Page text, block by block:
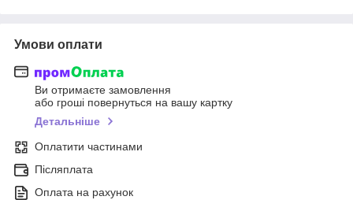
Умови оплати
Ви отримаєте замовлення
або гроші повернуться на вашу картку
Детальніше
Оплатити частинами
Післяплата
Оплата на рахунок